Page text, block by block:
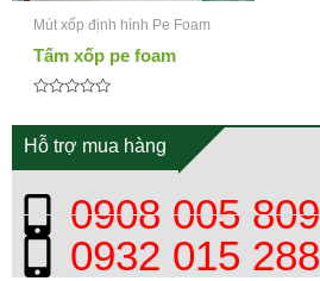
Hỗ trợ mua hàng
0908 005 809
0932 015 288
Mút xốp định hình Pe Foam
Tấm xốp pe foam
xếp
hạng
0